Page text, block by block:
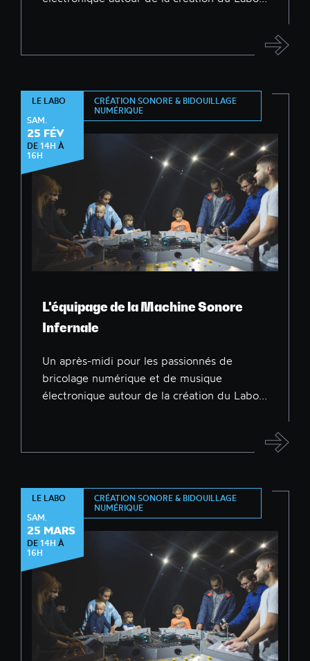
LE LABO
SAM.
25 FÉV
DE 14H À
16H
CRÉATION SONORE & BIDOUILLAGE
NUMÉRIQUE
L'équipage de la Machine Sonore
Infernale
Un après-midi pour les passionnés de
bricolage numérique et de musique
électronique autour de la création du Labo...
LE LABO
SAM.
25 MARS
DE 14H À
16H
CRÉATION SONORE & BIDOUILLAGE
NUMÉRIQUE